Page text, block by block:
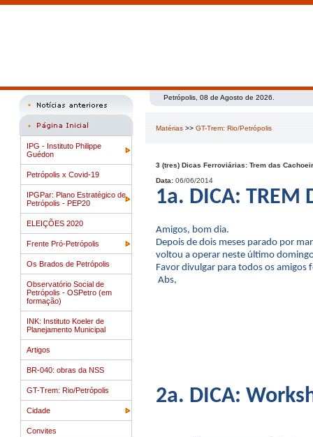
IPG - Instituto Philippe
Guédon
Petrópolis x Covid-19
IPGPar: Plano Estratégico de
Petrópolis - PEP20
ELEIÇÕES 2020
Frente Pró-Petrópolis
Os Brados de Petrópolis
Observatório Social de
Petrópolis - OSPetro (em
formação)
INK: Instituto Koeler de
Planejamento Municipal
Artigos
BR-040: obras da NSS
GT-Trem: Rio/Petrópolis
Cidade
Convites
Petrópolis, 08 de Agosto de 2026.
Matérias >> GT-Trem: Rio/Petrópolis
3 (tres) Dicas Ferroviárias: Trem das
Data: 06/06/2014
1a. DICA: TREM
Amigos, bom dia.
Depois de dois meses parado por
voltou a operar neste último
Favor divulgar para todos os amigos
Abs,
2a. DICA: